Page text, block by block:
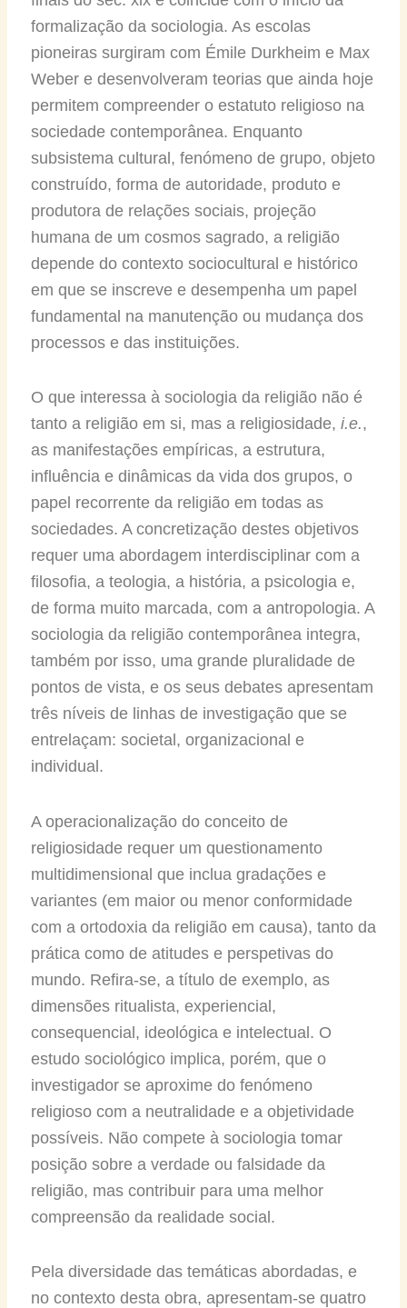
formalização da sociologia. As escolas
pioneiras surgiram com Émile Durkheim e Max
Weber e desenvolveram teorias que ainda hoje
permitem compreender o estatuto religioso na
sociedade contemporânea. Enquanto
subsistema cultural, fenómeno de grupo, objeto
construído, forma de autoridade, produto e
produtora de relações sociais, projeção
humana de um cosmos sagrado, a religião
depende do contexto sociocultural e histórico
em que se inscreve e desempenha um papel
fundamental na manutenção ou mudança dos
processos e das instituições.
O que interessa à sociologia da religião não é
tanto a religião em si, mas a religiosidade, i.e.,
as manifestações empíricas, a estrutura,
influência e dinâmicas da vida dos grupos, o
papel recorrente da religião em todas as
sociedades. A concretização destes objetivos
requer uma abordagem interdisciplinar com a
filosofia, a teologia, a história, a psicologia e,
de forma muito marcada, com a antropologia. A
sociologia da religião contemporânea integra,
também por isso, uma grande pluralidade de
pontos de vista, e os seus debates apresentam
três níveis de linhas de investigação que se
entrelaçam: societal, organizacional e
individual.
A operacionalização do conceito de
religiosidade requer um questionamento
multidimensional que inclua gradações e
variantes (em maior ou menor conformidade
com a ortodoxia da religião em causa), tanto da
prática como de atitudes e perspetivas do
mundo. Refira-se, a título de exemplo, as
dimensões ritualista, experiencial,
consequencial, ideológica e intelectual. O
estudo sociológico implica, porém, que o
investigador se aproxime do fenómeno
religioso com a neutralidade e a objetividade
possíveis. Não compete à sociologia tomar
posição sobre a verdade ou falsidade da
religião, mas contribuir para uma melhor
compreensão da realidade social.
Pela diversidade das temáticas abordadas, e
no contexto desta obra, apresentam-se quatro